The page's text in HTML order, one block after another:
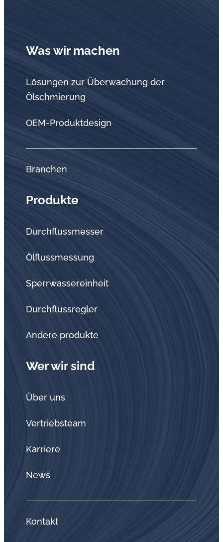
Was wir machen
Lösungen zur Überwachung der
Ölschmierung
OEM-Produktdesign
Branchen
Produkte
Durchflussmesser
Ölflussmessung
Sperrwassereinheit
Durchflussregler
Andere produkte
Wer wir sind
Über uns
Vertriebsteam
Karriere
News
Kontakt